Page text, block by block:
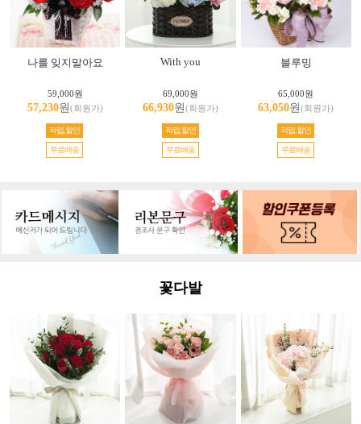
나를 잊지말아요
59,000원
57,230원(회원가)
적립,할인
무료배송
With you
69,000원
66,930원(회원가)
적립,할인
무료배송
블루밍
65,000원
63,050원(회원가)
적립,할인
무료배송
꽃다발